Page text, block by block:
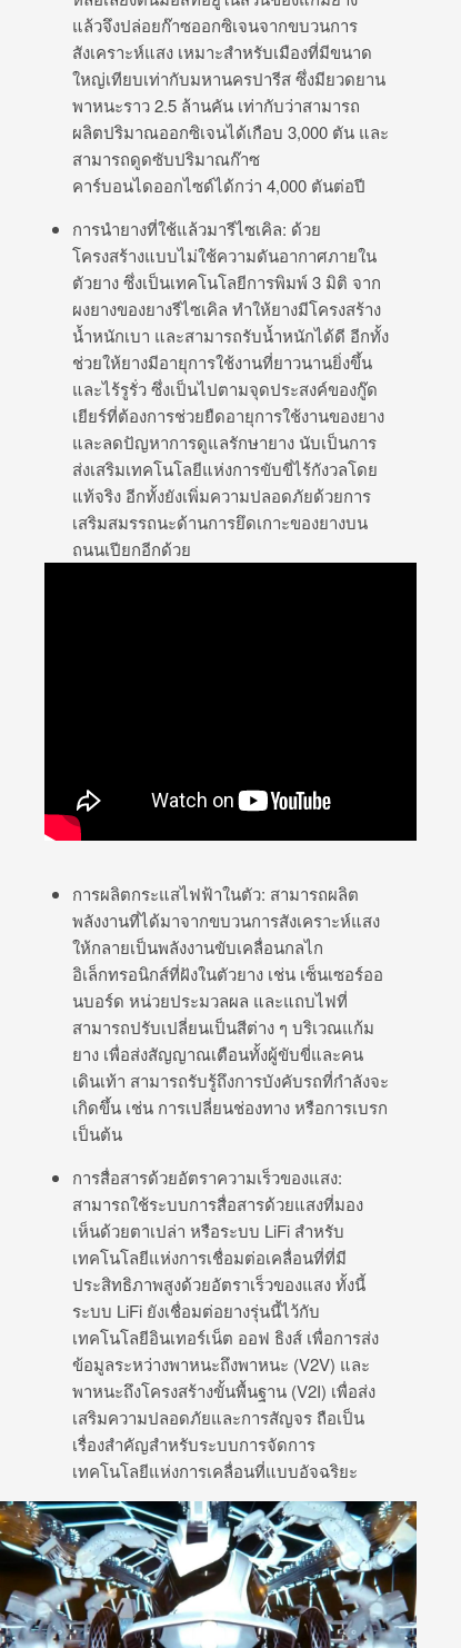
แล้วจึงปล่อยก๊าซออกซิเจนจากขบวนการ
สังเคราะห์แสง เหมาะสำหรับเมืองที่มีขนาด
ใหญ่เทียบเท่ากับมหานครปารีส ซึ่งมียวดยาน
พาหนะราว 2.5 ล้านคัน เท่ากับว่าสามารถ
ผลิตปริมาณออกซิเจนได้เกือบ 3,000 ตัน และ
สามารถดูดซับปริมาณก๊าซ
คาร์บอนไดออกไซด์ได้กว่า 4,000 ตันต่อปี
การนำยางที่ใช้แล้วมารีไซเคิล: ด้วย
โครงสร้างแบบไม่ใช้ความดันอากาศภายใน
ตัวยาง ซึ่งเป็นเทคโนโลยีการพิมพ์ 3 มิติ จาก
ผงยางของยางรีไซเคิล ทำให้ยางมีโครงสร้าง
น้ำหนักเบา และสามารถรับน้ำหนักได้ดี อีกทั้ง
ช่วยให้ยางมีอายุการใช้งานที่ยาวนานยิ่งขึ้น
และไร้รูรั่ว ซึ่งเป็นไปตามจุดประสงค์ของกู๊ด
เยียร์ที่ต้องการช่วยยืดอายุการใช้งานของยาง
และลดปัญหาการดูแลรักษายาง นับเป็นการ
ส่งเสริมเทคโนโลยีแห่งการขับขี่ไร้กังวลโดย
แท้จริง อีกทั้งยังเพิ่มความปลอดภัยด้วยการ
เสริมสมรรถนะด้านการยึดเกาะของยางบน
ถนนเปียกอีกด้วย
การผลิตกระแสไฟฟ้าในตัว: สามารถผลิต
พลังงานที่ได้มาจากขบวนการสังเคราะห์แสง
ให้กลายเป็นพลังงานขับเคลื่อนกลไก
อิเล็กทรอนิกส์ที่ฝังในตัวยาง เช่น เซ็นเซอร์ออ
นบอร์ด หน่วยประมวลผล และแถบไฟที่
สามารถปรับเปลี่ยนเป็นสีต่าง ๆ บริเวณแก้ม
ยาง เพื่อส่งสัญญาณเตือนทั้งผู้ขับขี่และคน
เดินเท้า สามารถรับรู้ถึงการบังคับรถที่กำลังจะ
เกิดขึ้น เช่น การเปลี่ยนช่องทาง หรือการเบรก
เป็นต้น
การสื่อสารด้วยอัตราความเร็วของแสง:
สามารถใช้ระบบการสื่อสารด้วยแสงที่มอง
เห็นด้วยตาเปล่า หรือระบบ LiFi สำหรับ
เทคโนโลยีแห่งการเชื่อมต่อเคลื่อนที่ที่มี
ประสิทธิภาพสูงด้วยอัตราเร็วของแสง ทั้งนี้
ระบบ LiFi ยังเชื่อมต่อยางรุ่นนี้ไว้กับ
เทคโนโลยีอินเทอร์เน็ต ออฟ ธิงส์ เพื่อการส่ง
ข้อมูลระหว่างพาหนะถึงพาหนะ (V2V) และ
พาหนะถึงโครงสร้างขั้นพื้นฐาน (V2I) เพื่อส่ง
เสริมความปลอดภัยและการสัญจร ถือเป็น
เรื่องสำคัญสำหรับระบบการจัดการ
เทคโนโลยีแห่งการเคลื่อนที่แบบอัจฉริยะ